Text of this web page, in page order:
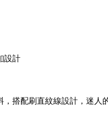
設計
，搭配刷直紋線設計，迷人